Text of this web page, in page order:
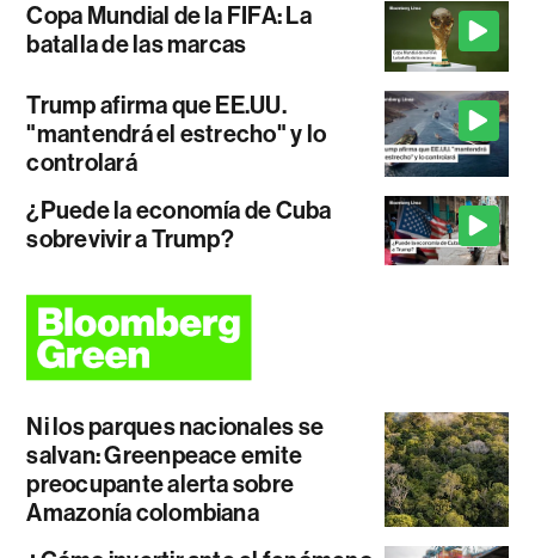
Copa Mundial de la FIFA: La
batalla de las marcas
Trump afirma que EE.UU.
"mantendrá el estrecho" y lo
controlará
¿Puede la economía de Cuba
sobrevivir a Trump?
Ni los parques nacionales se
salvan: Greenpeace emite
preocupante alerta sobre
Amazonía colombiana